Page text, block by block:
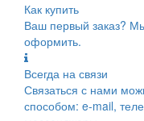
Как купить
Ваш первый заказ?
оформить.
Всегда на связи
Связаться с нами
способом: e-mail,